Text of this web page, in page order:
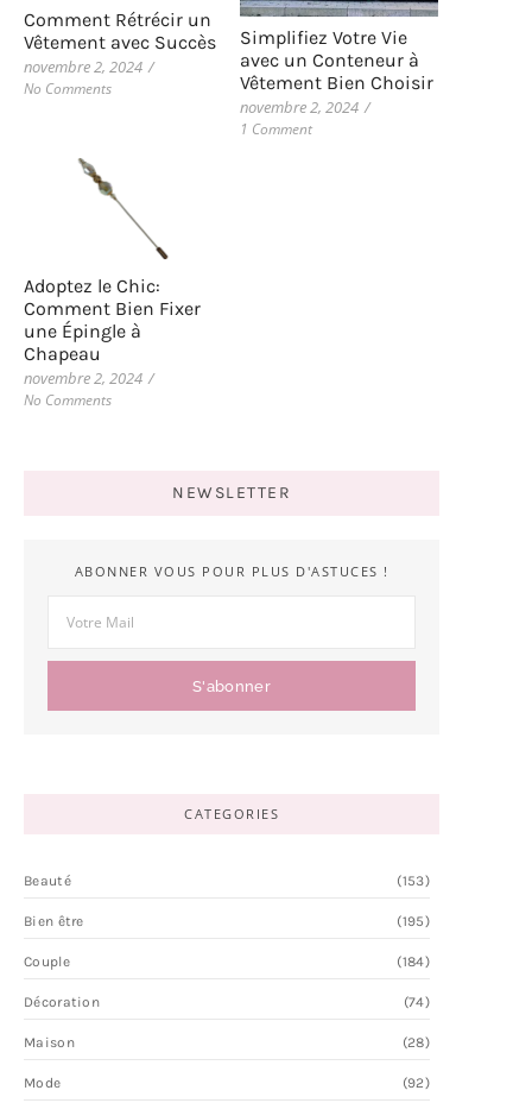
Comment Rétrécir un
Vêtement avec Succès
novembre 2, 2024 /
No Comments
Simplifiez Votre Vie
avec un Conteneur à
Vêtement Bien Choisir
novembre 2, 2024 /
1 Comment
Adoptez le Chic:
Comment Bien Fixer
une Épingle à
Chapeau
novembre 2, 2024 /
No Comments
NEWSLETTER
ABONNER VOUS POUR PLUS D'ASTUCES !
S'abonner
CATEGORIES
Beauté (153)
Bien être (195)
Couple (184)
Décoration (74)
Maison (28)
Mode (92)